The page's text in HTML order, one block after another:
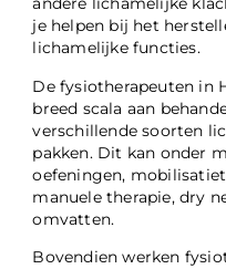
andere lichamelijke
je helpen bij het
lichamelijke functies.
De fysiotherapeuten in
breed scala aan
verschillende soorten
pakken. Dit kan onder
oefeningen,
manuele therapie, dry
omvatten.
Bovendien werken